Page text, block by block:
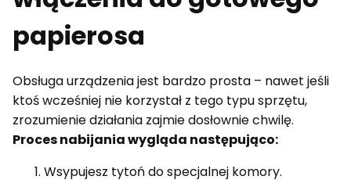
papierosa
Obsługa urządzenia jest bardzo prosta – nawet jeśli
ktoś wcześniej nie korzystał z tego typu sprzętu,
zrozumienie działania zajmie dosłownie chwilę.
Proces nabijania wygląda następująco:
Wsypujesz tytoń do specjalnej komory.